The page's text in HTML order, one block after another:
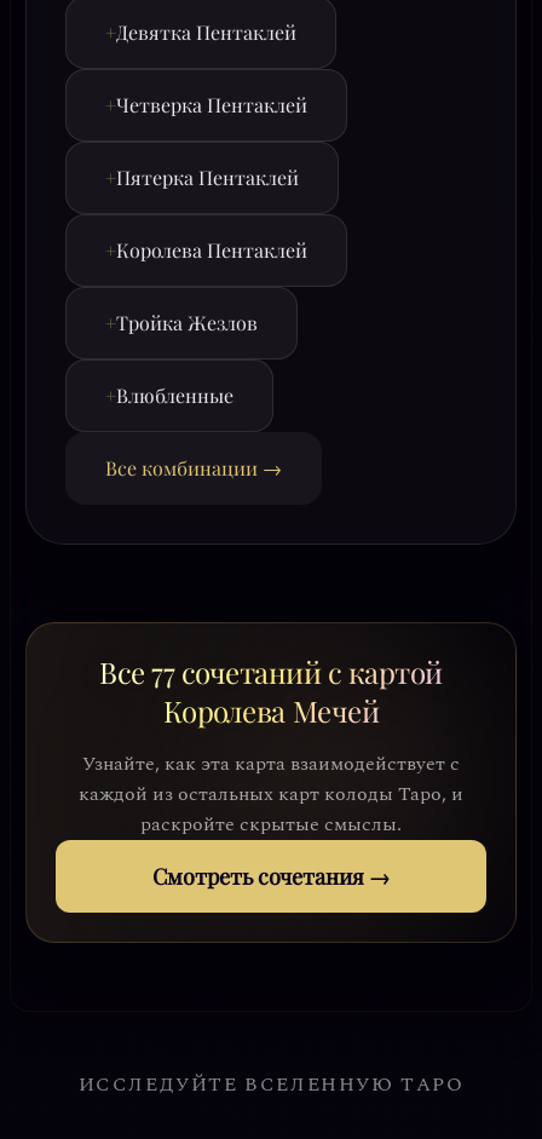
+Девятка Пентаклей
+Четверка Пентаклей
+Пятерка Пентаклей
+Королева Пентаклей
+Тройка Жезлов
+Влюбленные
Все комбинации →
Все 77 сочетаний с картой
Королева Мечей
Узнайте, как эта карта взаимодействует с
каждой из остальных карт колоды Таро, и
раскройте скрытые смыслы.
Смотреть сочетания →
ИССЛЕДУЙТЕ ВСЕЛЕННУЮ ТАРО